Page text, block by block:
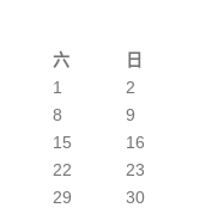
六 日
1
2
8
9
15
16
22
23
29
30